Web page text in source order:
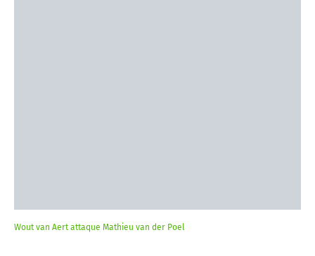
Wout van Aert attaque Mathieu van der Poel